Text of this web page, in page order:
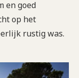
en goed
op het
rustig was.